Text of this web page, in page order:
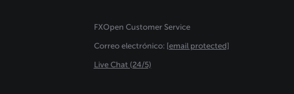
FXOpen Customer Service
Сorreo electrónico: [email protected]
Live Chat (24/5)